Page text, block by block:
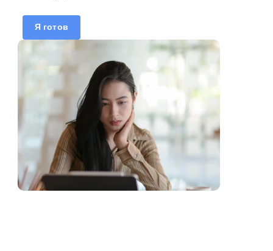
календарь
Я готов